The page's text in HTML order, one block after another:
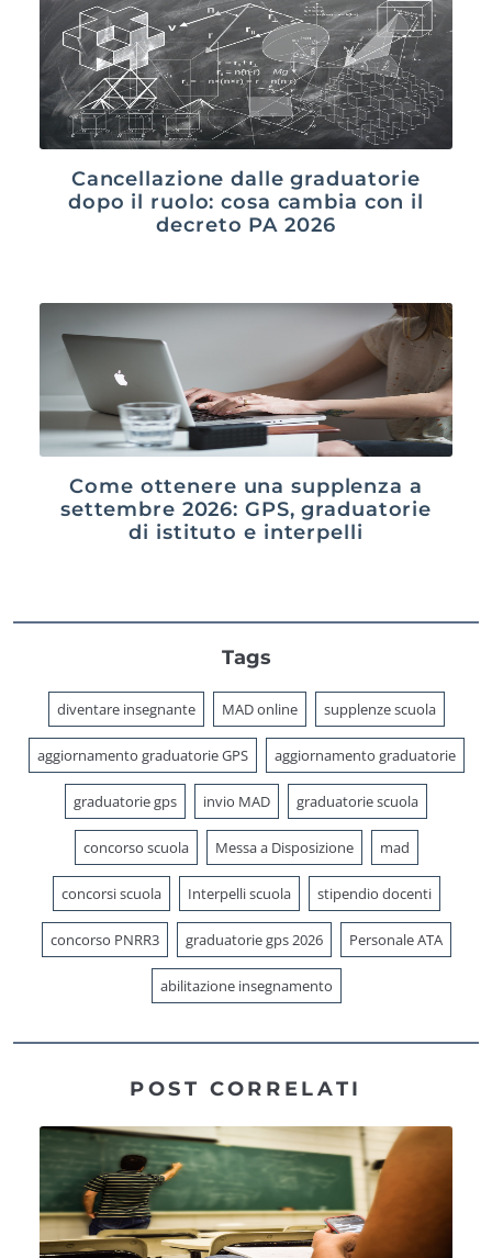
Cancellazione dalle graduatorie
dopo il ruolo: cosa cambia con il
decreto PA 2026
Come ottenere una supplenza a
settembre 2026: GPS, graduatorie
di istituto e interpelli
Tags
diventare insegnante MAD online supplenze scuola
aggiornamento graduatorie GPS aggiornamento graduatorie
graduatorie gps invio MAD graduatorie scuola
concorso scuola Messa a Disposizione mad
concorsi scuola Interpelli scuola stipendio docenti
concorso PNRR3 graduatorie gps 2026 Personale ATA
abilitazione insegnamento
POST CORRELATI